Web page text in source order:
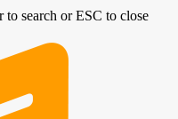
to search or ESC to close